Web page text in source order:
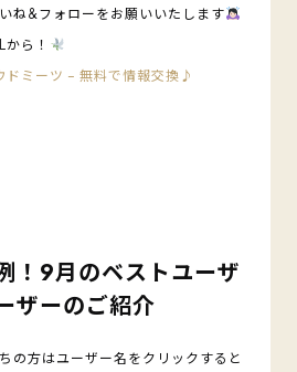
ね&フォローをお願いいたします
ら！
ミーツ – 無料で情報交換♪
！9月のベストユーザ
ザーのご紹介
の方はユーザー名をクリックすると